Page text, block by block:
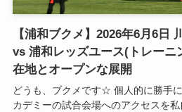
【浦和ブクメ】2026年6月6日
vs 浦和レッズユース(トレーニ
在地とオープンな展開
どうも、ブクメです☆ 個人的に勝手
カデミーの試合会場へのアクセスを